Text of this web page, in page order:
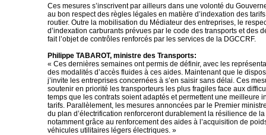
Ces mesures s’inscrivent par ailleurs dans une volonté du
au bon respect des règles légales en matière d’indexation des
routier. Outre la mobilisation du Médiateur des entreprises, le
d’indexation carburants prévues par le code des transports et des
fait l’objet de contrôles renforcés par les services de la DGCCRF.
Philippe TABAROT, ministre des Transports:
« Ces dernières semaines ont permis de définir, avec les
des modalités d’accès fluides à ces aides. Maintenant que le
j’invite les entreprises concernées à s’en saisir sans délai. Ces
soutenir en priorité les transporteurs les plus fragiles face aux
temps que les contrats soient adaptés et permettent une meilleure
tarifs. Parallèlement, les mesures annoncées par le Premier
du plan d’électrification renforceront durablement la résilience de
notamment grâce au renforcement des aides à l’acquisition de
véhicules utilitaires légers électriques. »